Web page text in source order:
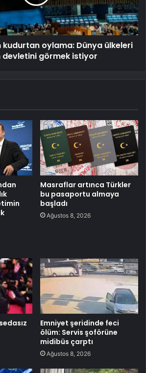
kudurtan oylama: Dünya ülkeleri
devletini görmek istiyor
Masraflar artınca Türkler
bu pasaportu almaya
başladı
Ağustos 8, 2026
Emniyet şeridinde feci
ölüm: Servis şoförüne
midibüs çarptı
Ağustos 8, 2026